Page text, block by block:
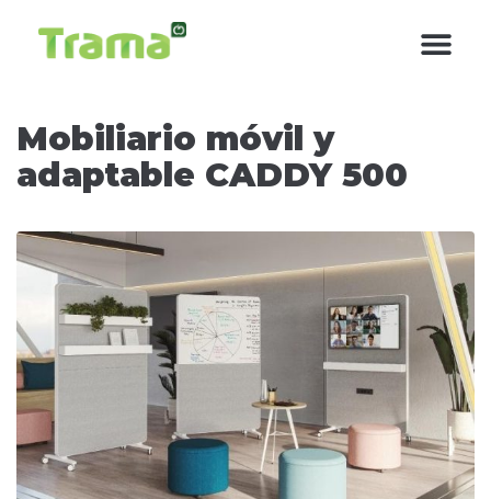
Mobiliario móvil y
adaptable CADDY 500